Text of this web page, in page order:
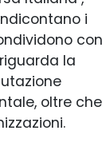
i
con
la
oltre che